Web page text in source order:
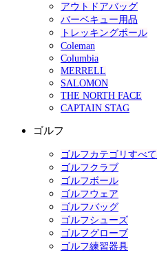
アウトドアバッグ
バーベキュー用品
トレッキングポール
Coleman
Columbia
MERRELL
SALOMON
THE NORTH FACE
CAPTAIN STAG
ゴルフ
ゴルフカテゴリすべて
ゴルフクラブ
ゴルフボール
ゴルフウェア
ゴルフバッグ
ゴルフシューズ
ゴルフグローブ
ゴルフ練習器具